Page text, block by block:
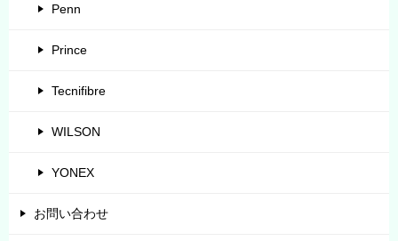
Penn
Prince
Tecnifibre
WILSON
YONEX
お問い合わせ